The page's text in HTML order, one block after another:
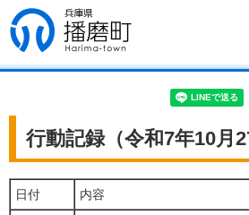
兵庫県 播磨
町
行動記録（令和7年10月
日付 内容